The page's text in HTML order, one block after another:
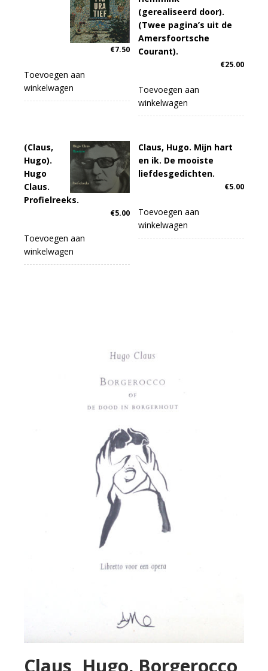
€7.50
Toevoegen aan
winkelwagen
(gerealiseerd door).
(Twee pagina’s uit de
Amersfoortsche
Courant).
€25.00
Toevoegen aan
winkelwagen
(Claus,
Hugo).
Hugo
Claus.
Profielreeks.
€5.00
Toevoegen aan
winkelwagen
Claus, Hugo. Mijn hart
en ik. De mooiste
liefdesgedichten.
€5.00
Toevoegen aan
winkelwagen
Claus, Hugo. Borgerocco